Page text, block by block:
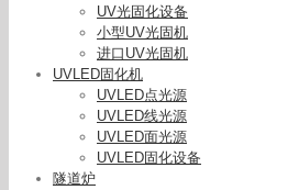
UV光固化设备
小型UV光固机
进口UV光固机
UVLED固化机
UVLED点光源
UVLED线光源
UVLED面光源
UVLED固化设备
隧道炉